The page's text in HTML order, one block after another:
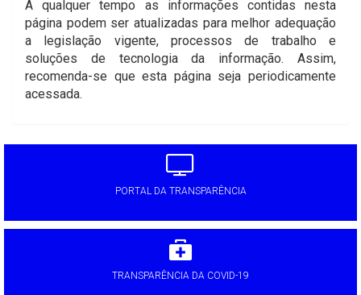
A qualquer tempo as informações contidas nesta
página podem ser atualizadas para melhor adequação
a legislação vigente, processos de trabalho e
soluções de tecnologia da informação. Assim,
recomenda-se que esta página seja periodicamente
acessada.
PORTAL DA TRANSPARÊNCIA
TRANSPARÊNCIA DA COVID-19